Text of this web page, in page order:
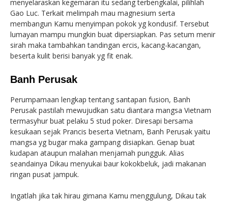
menyelaraskan kegemaran itu sedang terbengkalai, pilihlah
Gao Luc. Terkait melimpah mau magnesium serta
membangun Kamu menyimpan pokok yg kondusif. Tersebut
lumayan mampu mungkin buat dipersiapkan. Pas setum menir
sirah maka tambahkan tandingan ercis, kacang-kacangan,
beserta kulit berisi banyak yg fit enak.
Banh Perusak
Perumpamaan lengkap tentang santapan fusion, Banh
Perusak pastilah mewujudkan satu diantara mangsa Vietnam
termasyhur buat pelaku 5 stud poker. Diresapi bersama
kesukaan sejak Prancis beserta Vietnam, Banh Perusak yaitu
mangsa yg bugar maka gampang disiapkan. Genap buat
kudapan ataupun malahan menjamah pungguk. Alias
seandainya Dikau menyukai baur kokokbeluk, jadi makanan
ringan pusat jampuk.
Ingatlah jika tak hirau gimana Kamu menggulung, Dikau tak